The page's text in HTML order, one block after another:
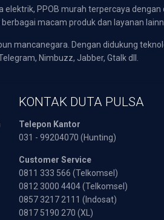
PPOB murah terpercaya dengan
macam produk dan layanan
mancanegara. Dengan didukung
Nimbuzz, Jabber, Gtalk dll.
KONTAK DUTA PULSA
Telepon Kantor
031 - 99204070 (Hunting)
Customer Service
0811 333 566 (Telkomsel)
0812 3000 4404 (Telkomsel)
0857 3217 2111 (Indosat)
0817 5190 270 (XL)